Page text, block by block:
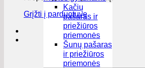
Grįžti į parduotuvę
Kačių
pašaras ir
priežiūros
priemonės
Šunų pašaras
ir priežiūros
priemonės